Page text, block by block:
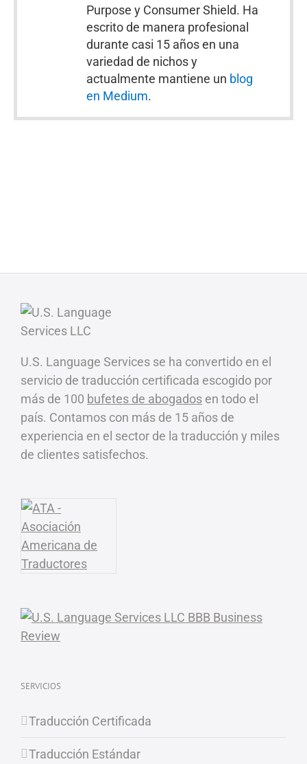
Purpose y Consumer Shield. Ha
escrito de manera profesional
durante casi 15 años en una
variedad de nichos y
actualmente mantiene un blog
en Medium.
U.S. Language Services se ha convertido en el
servicio de traducción certificada escogido por
más de 100 bufetes de abogados en todo el
país. Contamos con más de 15 años de
experiencia en el sector de la traducción y miles
de clientes satisfechos.
SERVICIOS
Traducción Certificada
Traducción Estándar